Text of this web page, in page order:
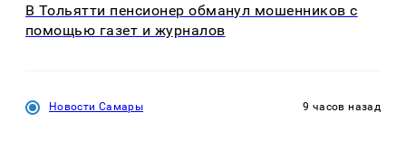
В Тольятти пенсионер обманул мошенников с
помощью газет и журналов
Новости Самары 9 часов назад